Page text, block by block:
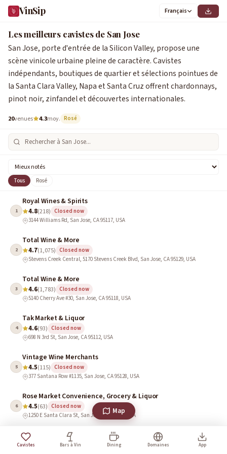
VinSip Français
Les meilleurs cavistes de San Jose
San Jose, porte d'entrée de la Silicon Valley, propose une
scène vinicole urbaine pleine de caractère. Cavistes
indépendants, boutiques de quartier et sélections pointues de
la Santa Clara Valley, Napa et Santa Cruz offrent chardonnays,
pinot noir, zinfandel et découvertes internationales.
20venues 4.3moy. Rosé
Tous Rosé
1
Royal Wines & Spirits
4.8(218) Closed now
3144 Williams Rd, San Jose, CA 95117, USA
2
Total Wine & More
4.7(1,075) Closed now
Stevens Creek Central, 5170 Stevens Creek Blvd, San Jose, CA 95129, USA
3
Total Wine & More
4.6(1,783) Closed now
5140 Cherry Ave #30, San Jose, CA 95118, USA
4
Tak Market & Liquor
4.6(93) Closed now
698 N 3rd St, San Jose, CA 95112, USA
5
Vintage Wine Merchants
4.5(115) Closed now
377 Santana Row #1135, San Jose, CA 95128, USA
6
Rose Market Convenience, Grocery & Liquor
4.5(63) Closed now
1250 E Santa Clara St, San Jose, CA 95116, USA
7
BOOZE WORLD
4.5
Closed now
Cavistes Bars à Vin Dining Domaines App
Map